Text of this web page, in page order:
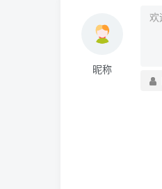
昵称